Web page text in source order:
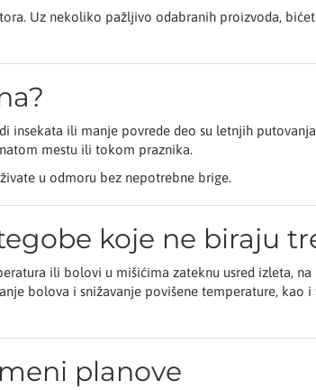
Uz nekoliko pažljivo odabranih proizvoda,
insekata ili manje povrede deo su letnjih
mestu ili tokom praznika.
u odmoru bez nepotrebne brige.
koje ne biraju
ili bolovi u mišićima zateknu usred izleta,
bolova i snižavanje povišene temperature,
planove